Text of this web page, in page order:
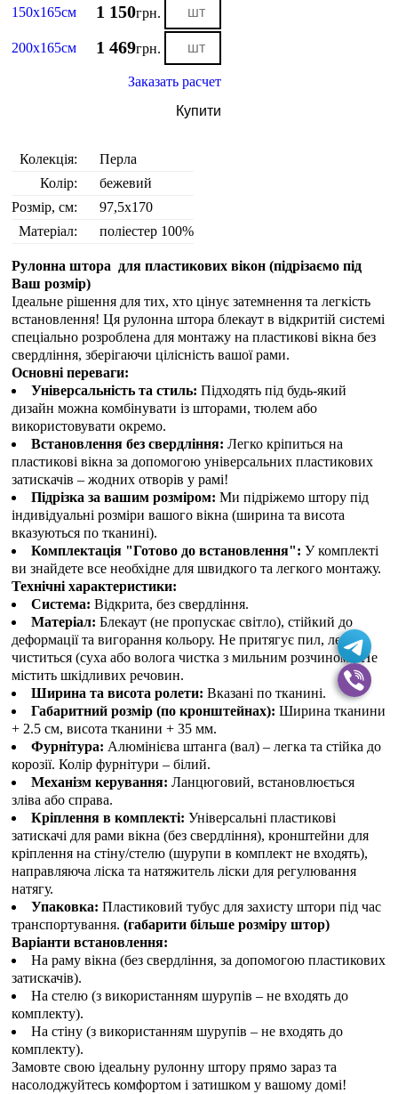
150х165см 1 150грн.
200х165см 1 469грн.
Заказать расчет
Купити
Колекція:
Перла
Колір:
бежевий
Розмір, см:
97,5х170
Матеріал:
поліестер 100%
Рулонна штора для пластикових вікон (підрізаємо під
Ваш розмір)
Ідеальне рішення для тих, хто цінує затемнення та легкість
встановлення! Ця рулонна штора блекаут в відкритій системі
спеціально розроблена для монтажу на пластикові вікна без
свердління, зберігаючи цілісність вашої рами.
Основні переваги:
Універсальність та стиль: Підходять під будь-який
дизайн можна комбінувати із шторами, тюлем або
використовувати окремо.
Встановлення без свердління: Легко кріпиться на
пластикові вікна за допомогою універсальних пластикових
затискачів – жодних отворів у рамі!
Підрізка за вашим розміром: Ми підріжемо штору під
індивідуальні розміри вашого вікна (ширина та висота
вказуються по тканині).
Комплектація "Готово до встановлення": У комплекті
ви знайдете все необхідне для швидкого та легкого монтажу.
Технічні характеристики:
Система: Відкрита, без свердління.
Матеріал: Блекаут (не пропускає світло), стійкий до
деформації та вигорання кольору. Не притягує пил, легко
чиститься (суха або волога чистка з мильним розчином). Не
містить шкідливих речовин.
Ширина та висота ролети: Вказані по тканині.
Габаритний розмір (по кронштейнах): Ширина тканини
+ 2.5 см, висота тканини + 35 мм.
Фурнітура: Алюмінієва штанга (вал) – легка та стійка до
корозії. Колір фурнітури – білий.
Механізм керування: Ланцюговий, встановлюється
зліва або справа.
Кріплення в комплекті: Універсальні пластикові
затискачі для рами вікна (без свердління), кронштейни для
кріплення на стіну/стелю (шурупи в комплект не входять),
направляюча ліска та натяжитель ліски для регулювання
натягу.
Упаковка: Пластиковий тубус для захисту штори під час
транспортування.(габарити більше розміру штор)
Варіанти встановлення:
На раму вікна (без свердління, за допомогою пластикових
затискачів).
На стелю (з використанням шурупів – не входять до
комплекту).
На стіну (з використанням шурупів – не входять до
комплекту).
Замовте свою ідеальну рулонну штору прямо зараз та
насолоджуйтесь комфортом і затишком у вашому домі!